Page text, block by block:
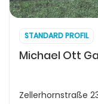
STANDARD PROFIL
Michael Ott
Zellerhornstraße